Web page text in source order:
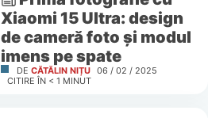
Xiaomi 15 Ultra: design
de cameră foto și modul
imens pe spate
DE CĂTĂLIN NIȚU 06 / 02 / 2025
CITIRE ÎN < 1 MINUT